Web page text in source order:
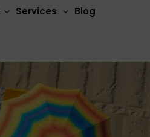
Services Blog